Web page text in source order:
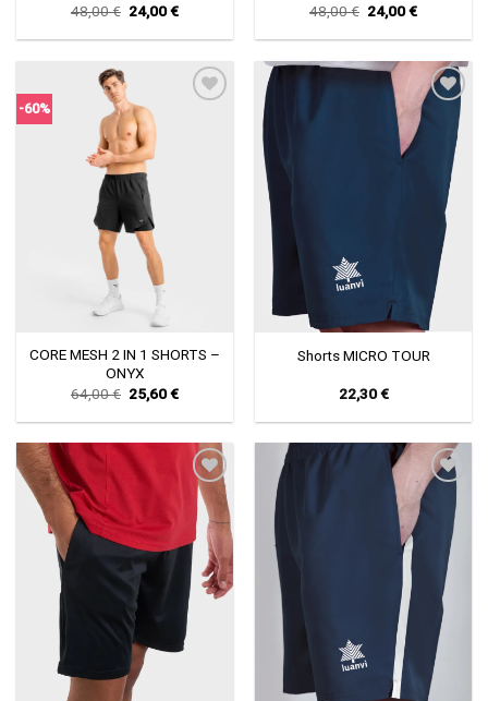
48,00€ Original
price
was:
24,00€Current
is:
48,00€ Original
price
was:
24,00€Current
is:
-60%
CORE MESH 2 IN 1 SHORTS –
ΟΝΥΧ
64,00€ Original
price
was:
25,60€Current
is:
Πρόσθήκη
στην λίστα
επιθυμιών
Shorts MICRO TOUR
22,30€
Πρόσθήκη
στην λίστα
επιθυμιών
Πρόσθήκη
στην λίστα
επιθυμιών